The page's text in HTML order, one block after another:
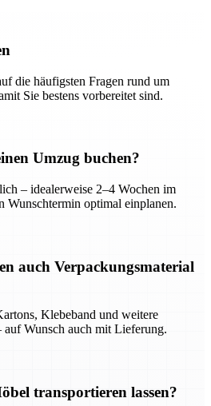
die häufigsten Fragen rund um
Sie bestens vorbereitet sind.
Umzug buchen?
– idealerweise 2–4 Wochen im
Wunschtermin optimal einplanen.
auch Verpackungsmaterial
Klebeband und weitere
Wunsch auch mit Lieferung.
transportieren lassen?